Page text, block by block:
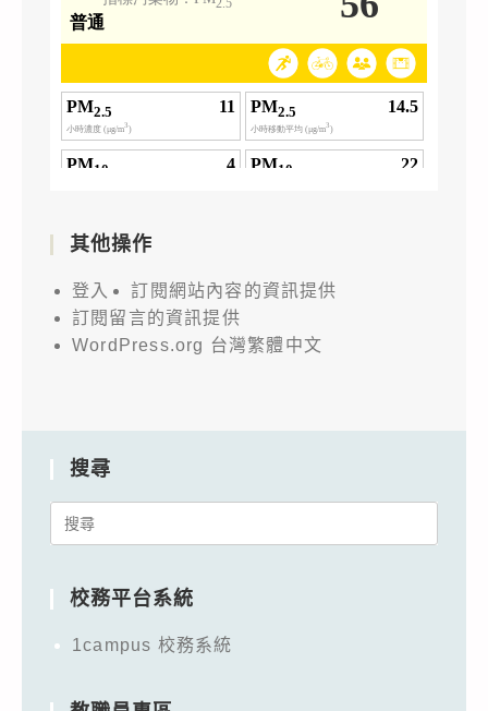
其他操作
登入
訂閱網站內容的資訊提供
訂閱留言的資訊提供
WordPress.org 台灣繁體中文
搜尋
Search
校務平台系統
1campus 校務系統